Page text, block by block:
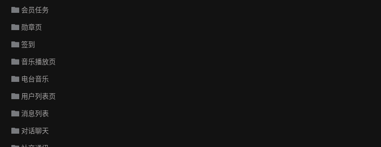
会员任务
勋章页
签到
音乐播放页
电台音乐
用户列表页
消息列表
对话聊天